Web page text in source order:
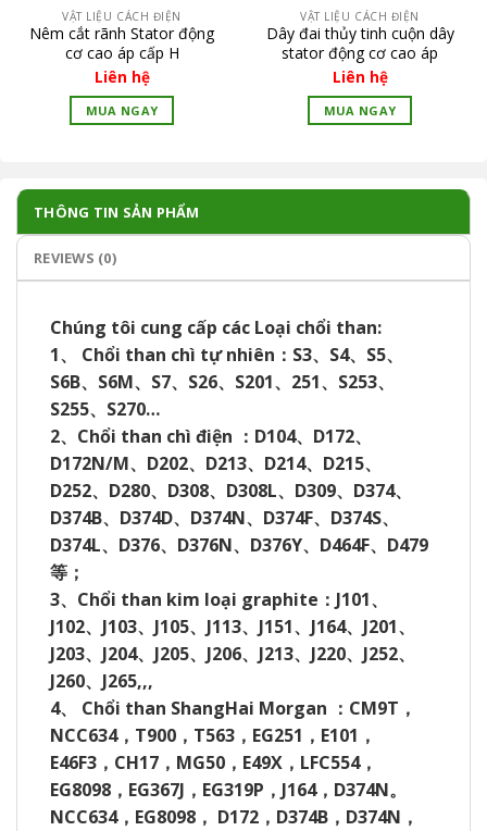
VẬT LIỆU CÁCH ĐIỆN
Nêm cắt rãnh Stator động
cơ cao áp cấp H
Liên hệ
MUA NGAY
VẬT LIỆU CÁCH ĐIỆN
Dây đai thủy tinh cuộn dây
stator động cơ cao áp
Liên hệ
MUA NGAY
THÔNG TIN SẢN PHẨM
REVIEWS (0)
Chúng tôi cung cấp các Loại chổi than:
1、 Chổi than chì tự nhiên ： S3、 S4、 S5、
S6B、 S6M、 S7、 S26、 S201、 251、 S253、
S255、 S270…
2、 Chổi than chì điện ： D104、 D172、
D172N/M、 D202、 D213、 D214、 D215、
D252、 D280、 D308、 D308L、 D309、 D374、
D374B、 D374D、 D374N、 D374F、 D374S、
D374L、 D376、 D376N、 D376Y、 D464F、 D479
等；
3、 Chổi than kim loại graphite ： J101、
J102、 J103、 J105、 J113、 J151、 J164、 J201、
J203、 J204、 J205、 J206、 J213、 J220、 J252、
J260、 J265,,,
4、 Chổi than ShangHai Morgan ： CM9T ，
NCC634， T900 ， T563 ， EG251 ， E101 ，
E46F3 ， CH17 ， MG50 ， E49X ， LFC554，
EG8098 ， EG367J ， EG319P ， J164， D374N。
NCC634， EG8098 ， D172 ， D374B ， D374N ，